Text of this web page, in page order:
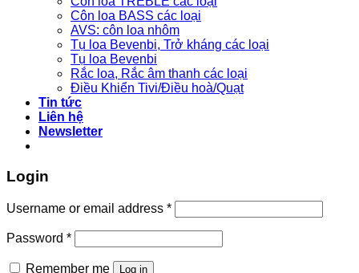
Côn loa BASS các loại
AVS: côn loa nhôm
Tụ loa Bevenbi, Trở kháng các loại
Tụ loa Bevenbi
Rắc loa, Rắc âm thanh các loại
Điều Khiển Tivi/Điều hoà/Quạt
Tin tức
Liên hệ
Newsletter
Login
Username or email address *
Password *
Remember me Log in